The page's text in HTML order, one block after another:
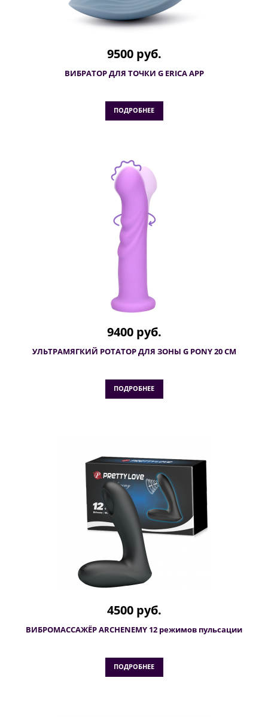
9500 руб.
ВИБРАТОР ДЛЯ ТОЧКИ G ERICA APP
ПОДРОБНЕЕ
9400 руб.
УЛЬТРАМЯГКИЙ РОТАТОР ДЛЯ ЗОНЫ G PONY 20 СМ
ПОДРОБНЕЕ
4500 руб.
ВИБРОМАССАЖЁР ARCHENEMY 12 режимов пульсации
ПОДРОБНЕЕ